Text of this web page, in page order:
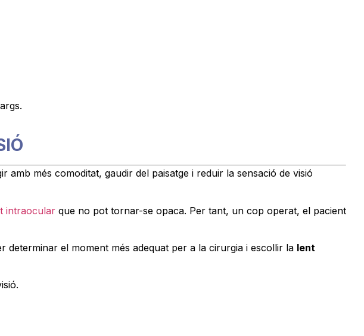
més comoditat, gaudir del paisatge i reduir la sensació de visió
intraocular que no pot tornar-se opaca. Per tant, un cop operat, el pacient
determinar el moment més adequat per a la cirurgia i escollir la lent